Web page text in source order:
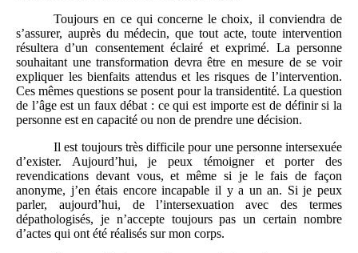
Toujours en ce qui concerne le choix, il conviendra de
s’assurer, auprès du médecin, que tout acte, toute intervention
résultera d’un consentement éclairé et exprimé. La personne
souhaitant une transformation devra être en mesure de se voir
expliquer les bienfaits attendus et les risques de l’intervention.
Ces mêmes questions se posent pour la transidentité. La question
de l’âge est un faux débat : ce qui est importe est de définir si la
personne est en capacité ou non de prendre une décision.
Il est toujours très difficile pour une personne intersexuée
d’exister. Aujourd’hui, je peux témoigner et porter des
revendications devant vous, et même si je le fais de façon
anonyme, j’en étais encore incapable il y a un an. Si je peux
parler, aujourd’hui, de l’intersexuation avec des termes
dépathologisés, je n’accepte toujours pas un certain nombre
d’actes qui ont été réalisés sur mon corps.